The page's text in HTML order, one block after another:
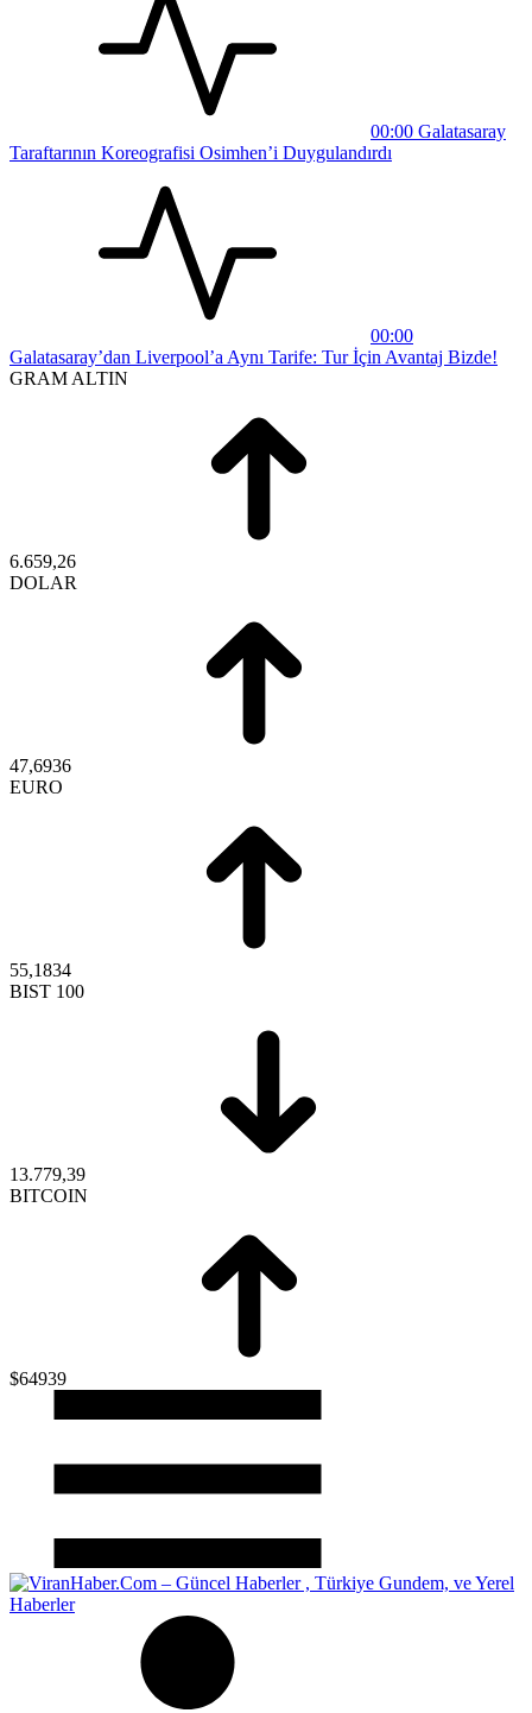
00:00 Galatasaray
Taraftarının Koreografisi Osimhen’i Duygulandırdı
00:00
Galatasaray’dan Liverpool’a Aynı Tarife: Tur İçin Avantaj Bizde!
GRAM ALTIN
6.659,26
DOLAR
47,6936
EURO
55,1834
BIST 100
13.779,39
BITCOIN
$64939